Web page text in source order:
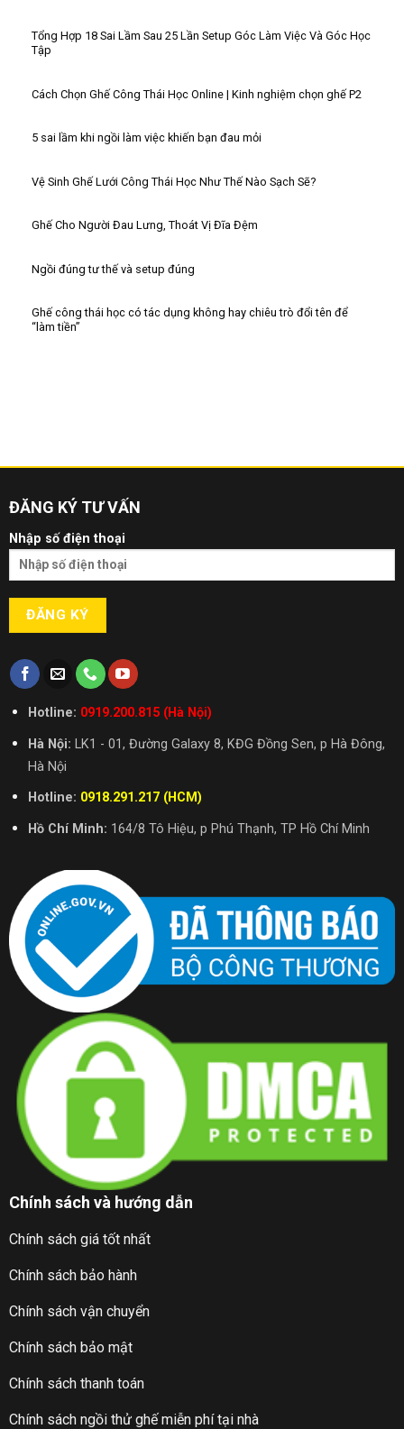
Tổng Hợp 18 Sai Lầm Sau 25 Lần Setup Góc Làm Việc Và Góc Học
Tập
Cách Chọn Ghế Công Thái Học Online | Kinh nghiệm chọn ghế P2
5 sai lầm khi ngồi làm việc khiến bạn đau mỏi
Vệ Sinh Ghế Lưới Công Thái Học Như Thế Nào Sạch Sẽ?
Ghế Cho Người Đau Lưng, Thoát Vị Đĩa Đệm
Ngồi đúng tư thế và setup đúng
Ghế công thái học có tác dụng không hay chiêu trò đổi tên để
“làm tiền”
ĐĂNG KÝ TƯ VẤN
Nhập số điện thoại
Hotline: 0919.200.815 (Hà Nội)
Hà Nội: LK1 - 01, Đường Galaxy 8, KĐG Đồng Sen, p Hà Đông,
Hà Nội
Hotline: 0918.291.217 (HCM)
Hồ Chí Minh: 164/8 Tô Hiệu, p Phú Thạnh, TP Hồ Chí Minh
Chính sách và hướng dẫn
Chính sách giá tốt nhất
Chính sách bảo hành
Chính sách vận chuyển
Chính sách bảo mật
Chính sách thanh toán
Chính sách ngồi thử ghế miễn phí tại nhà